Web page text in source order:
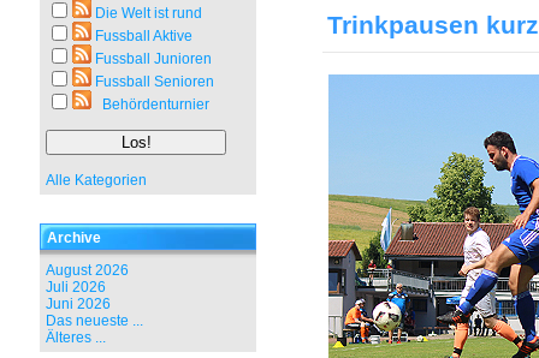
Die Welt ist rund
Fussball Aktive
Fussball Junioren
Fussball Senioren
Behördenturnier
Alle Kategorien
Archive
August 2026
Juli 2026
Juni 2026
Das neueste ...
Älteres ...
Trinkpausen